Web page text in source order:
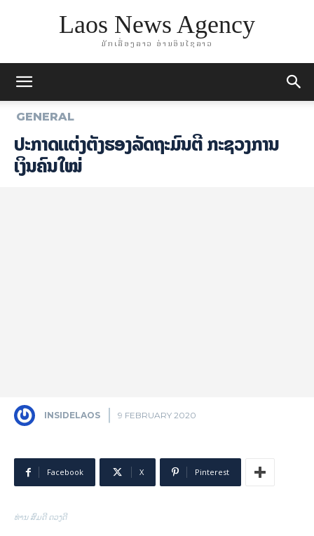
Laos News Agency
ມັກເລື່ອງລາວ ອ່ານອິນໄຊລາວ
GENERAL
ປະກາດແຕ່ງຕັ້ງຮອງລັດຖະມົນຕີ ກະຊວງການ
ເງິນຄົນໃໝ່
INSIDELAOS 9 FEBRUARY 2020
Facebook X Pinterest
ທ່ານ ສົມດີ ດວງດີ